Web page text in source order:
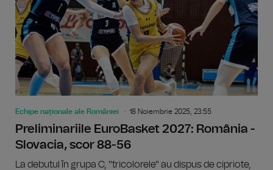
Echipe naționale ale României 18 Noiembrie 2025, 23:55
Preliminariile EuroBasket 2027: România -
Slovacia, scor 88-56
La debutul în grupa C, "tricolorele" au dispus de cipriote,